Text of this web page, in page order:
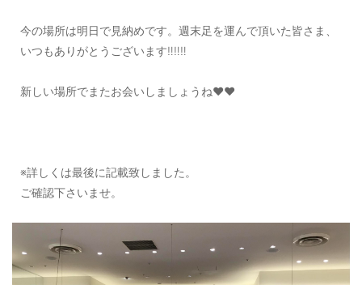
今の場所は明日で見納めです。週末足を運んで頂いた皆さま、
いつもありがとうございます‼️‼️‼️
新しい場所でまたお会いしましょうね❤️❤️
※詳しくは最後に記載致しました。
ご確認下さいませ。